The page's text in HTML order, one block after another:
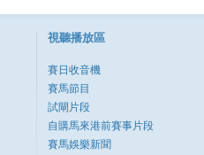
視聽播放區
賽日收音機
賽馬節目
試閘片段
自購馬來港前賽事片段
賽馬娛樂新聞